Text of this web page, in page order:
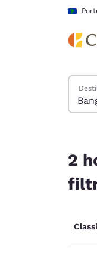
Pular Para Conteúdo
2